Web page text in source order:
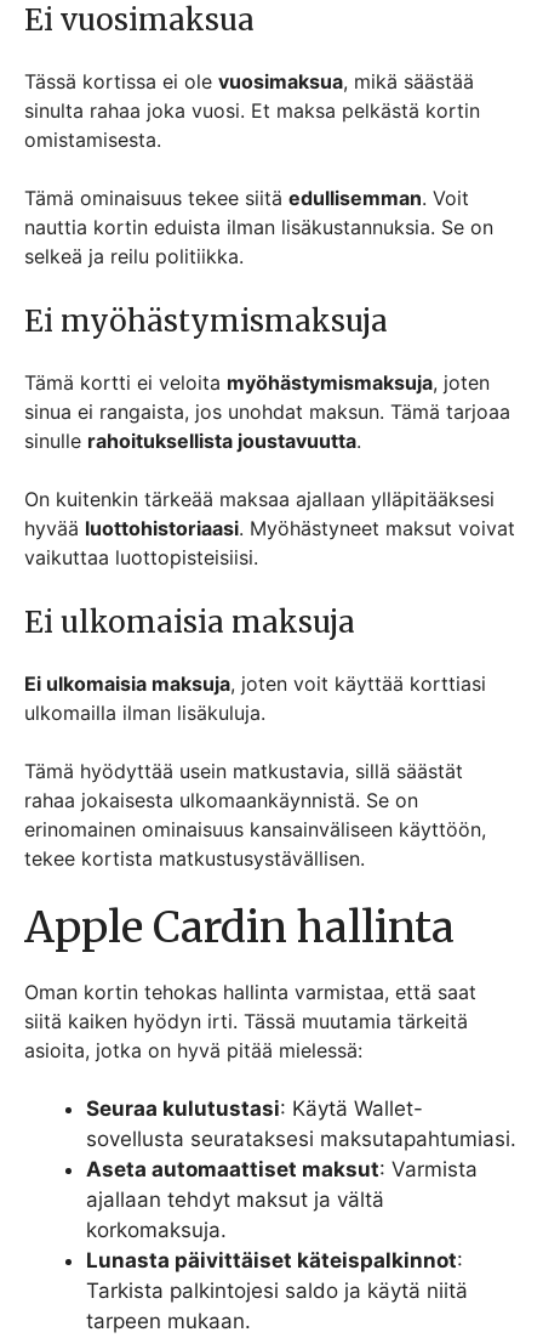
Ei vuosimaksua
Tässä kortissa ei ole vuosimaksua, mikä säästää
sinulta rahaa joka vuosi. Et maksa pelkästä kortin
omistamisesta.
Tämä ominaisuus tekee siitä edullisemman. Voit
nauttia kortin eduista ilman lisäkustannuksia. Se on
selkeä ja reilu politiikka.
Ei myöhästymismaksuja
Tämä kortti ei veloita myöhästymismaksuja, joten
sinua ei rangaista, jos unohdat maksun. Tämä tarjoaa
sinulle rahoituksellista joustavuutta.
On kuitenkin tärkeää maksaa ajallaan ylläpitääksesi
hyvää luottohistoriaasi. Myöhästyneet maksut voivat
vaikuttaa luottopisteisiisi.
Ei ulkomaisia ​​maksuja
Ei ulkomaisia ​​maksuja, joten voit käyttää korttiasi
ulkomailla ilman lisäkuluja.
Tämä hyödyttää usein matkustavia, sillä säästät
rahaa jokaisesta ulkomaankäynnistä. Se on
erinomainen ominaisuus kansainväliseen käyttöön,
tekee kortista matkustusystävällisen.
Apple Cardin hallinta
Oman kortin tehokas hallinta varmistaa, että saat
siitä kaiken hyödyn irti. Tässä muutamia tärkeitä
asioita, jotka on hyvä pitää mielessä:
Seuraa kulutustasi: Käytä Wallet-
sovellusta seurataksesi maksutapahtumiasi.
Aseta automaattiset maksut: Varmista
ajallaan tehdyt maksut ja vältä
korkomaksuja.
Lunasta päivittäiset käteispalkinnot:
Tarkista palkintojesi saldo ja käytä niitä
tarpeen mukaan.